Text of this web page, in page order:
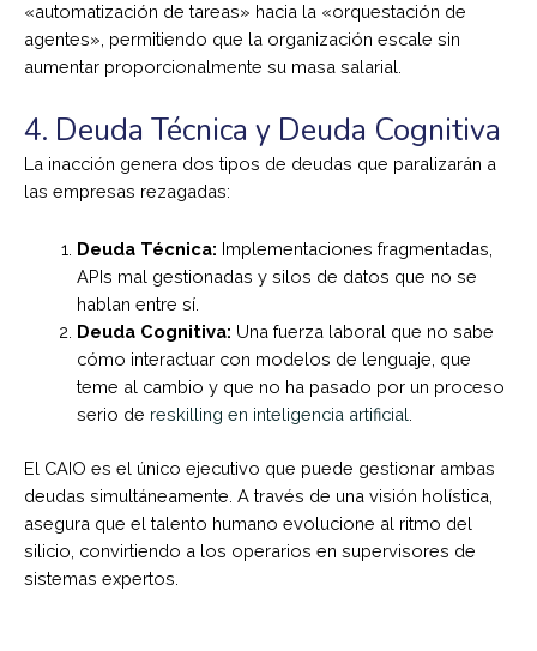
«automatización de tareas» hacia la «orquestación de
agentes», permitiendo que la organización escale sin
aumentar proporcionalmente su masa salarial.
4. Deuda Técnica y Deuda Cognitiva
La inacción genera dos tipos de deudas que paralizarán a
las empresas rezagadas:
Deuda Técnica: Implementaciones fragmentadas,
APIs mal gestionadas y silos de datos que no se
hablan entre sí.
Deuda Cognitiva: Una fuerza laboral que no sabe
cómo interactuar con modelos de lenguaje, que
teme al cambio y que no ha pasado por un proceso
serio de reskilling en inteligencia artificial
El CAIO es el único ejecutivo que puede gestionar ambas
deudas simultáneamente. A través de una visión holística,
asegura que el talento humano evolucione al ritmo del
silicio, convirtiendo a los operarios en supervisores de
sistemas expertos.